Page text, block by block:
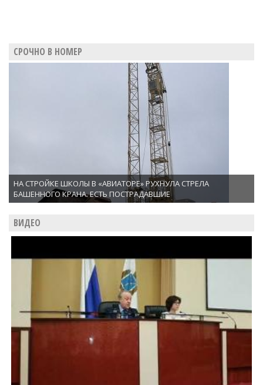
СРОЧНО В НОМЕР
НА СТРОЙКЕ ШКОЛЫ В «АВИАТОРЕ» РУХНУЛА СТРЕЛА
БАШЕННОГО КРАНА. ЕСТЬ ПОСТРАДАВШИЕ
ВИДЕО